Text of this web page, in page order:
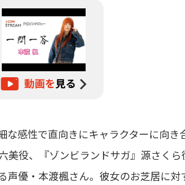
感性で直向きにキャラクターに向
美役、『ゾンビランドサガ』源さく
優・本渡楓さん。彼女のお芝居に